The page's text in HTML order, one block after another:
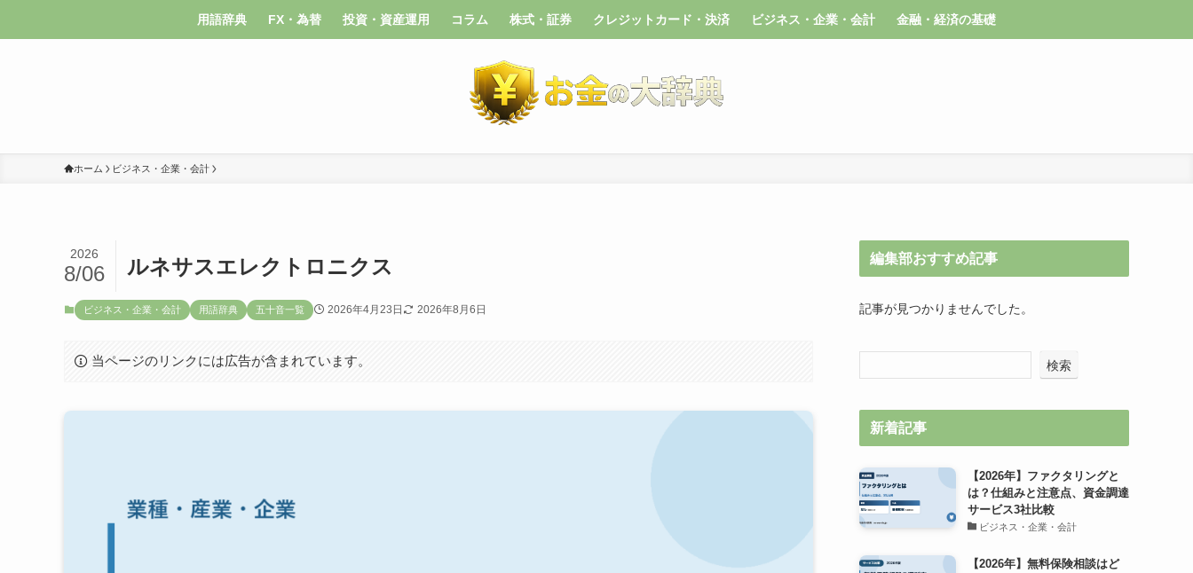
用語辞典 FX・為替 投資・資産運用 コラム 株式・証券 クレジットカード・決済 ビジネス・企業・会計 金融・経済の基礎
ホーム ビジネス・企業・会計
ルネサスエレクトロニクス
2026
8/06
ビジネス・企業・会計 用語辞典 五十音一覧 2026年4月23日 2026年8月6日
当ページのリンクには広告が含まれています。
編集部おすすめ記事
記事が見つかりませんでした。
検索
新着記事
【2026年】ファクタリングと
は？仕組みと注意点、資金調達
サービス3社比較
ビジネス・企業・会計
【2026年】無料保険相談はど